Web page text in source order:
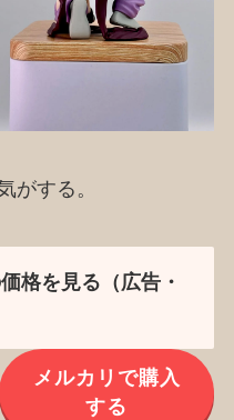
がする。
格を見る（広告・
メルカリで購入
する